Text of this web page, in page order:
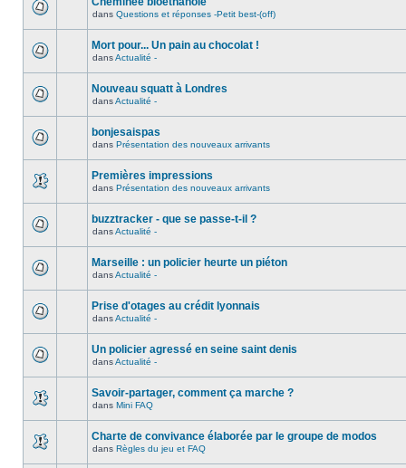
dans Questions et réponses -Petit best-(off)
Mort pour... Un pain au chocolat !
dansActualité -
Nouveau squatt à Londres
dansActualité -
bonjesaispas
dans Présentation des nouveaux arrivants
Premières impressions
dans Présentation des nouveaux arrivants
buzztracker - que se passe-t-il ?
dansActualité -
Marseille : un policier heurte un piéton
dansActualité -
Prise d'otages au crédit lyonnais
dansActualité -
Un policier agressé en seine saint denis
dansActualité -
Savoir-partager, comment ça marche ?
dans Mini FAQ
Charte de convivance élaborée par le groupe de modos
dans Règles du jeu et FAQ